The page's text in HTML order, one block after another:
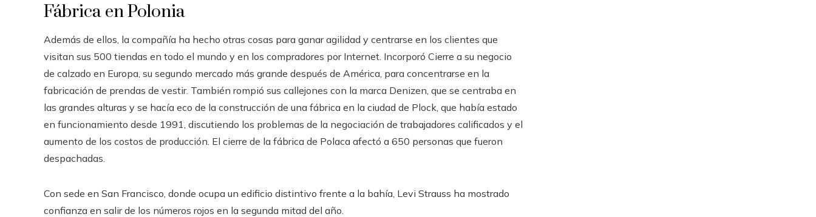
Fábrica en Polonia
Además de ellos, la compañía ha hecho otras cosas para ganar agilidad y centrarse en los clientes que
visitan sus 500 tiendas en todo el mundo y en los compradores por Internet. Incorporó Cierre a su negocio
de calzado en Europa, su segundo mercado más grande después de América, para concentrarse en la
fabricación de prendas de vestir. También rompió sus callejones con la marca Denizen, que se centraba en
las grandes alturas y se hacía eco de la construcción de una fábrica en la ciudad de Plock, que había estado
en funcionamiento desde 1991, discutiendo los problemas de la negociación de trabajadores calificados y el
aumento de los costos de producción. El cierre de la fábrica de Polaca afectó a 650 personas que fueron
despachadas.
Con sede en San Francisco, donde ocupa un edificio distintivo frente a la bahía, Levi Strauss ha mostrado
confianza en salir de los números rojos en la segunda mitad del año.